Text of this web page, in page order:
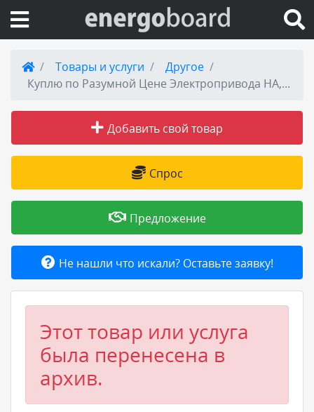
Вход на сайт
Публикации
Товары и услуги
Добавить товар или услугу
Товары и услуги
Другое
Куплю по Разумной Цене Электропривода НА, НМ, НБ, ВБ, ВА, ВВ, ВГ, ВД, НВ, НГ, НД, ЭП4, ПК, ВПК, С хранения и б/у. Неликвиды, А так же Любые Комплектующие к Электроприводам, Производства ЗАО Тула Электропривод, Самовывоз по всей России
Добавить свой товар
Спрос
Предложение
Не нашли что искали? Оставьте заявку!
Этот товар или услуга
была перенесена в
архив.